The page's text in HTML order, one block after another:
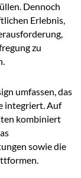
Dennoch
Erlebnis,
zu
umfassen, das
integriert. Auf
kombiniert
sowie die